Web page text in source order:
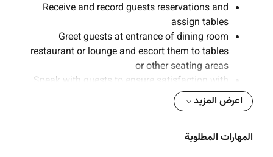
Receive and record guests reservations and
assign tables
Greet guests at entrance of dining room
restaurant or lounge and escort them to tables
or other seating areas
Speak with guests to ensure satisfaction with
food and service and attend to complaints
Order necessary dining room supplies and
Inspect dining and serving areas and equipment
اعرض المزيد
المهارات المطلوبة